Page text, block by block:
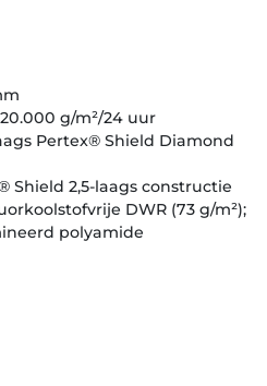
g/m²/24 uur
Pertex® Shield Diamond
Shield 2,5-laags constructie
DWR (73 g/m²);
polyamide